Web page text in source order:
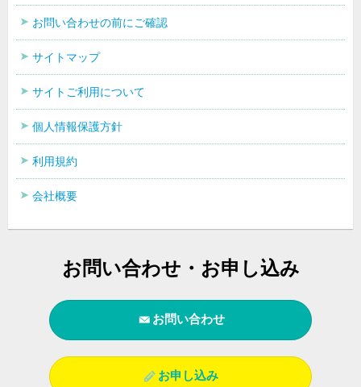
お問い合わせの前にご確認
サイトマップ
サイトご利用について
個人情報保護方針
利用規約
会社概要
お問い合わせ・お申し込み
お問い合わせ
お申し込み